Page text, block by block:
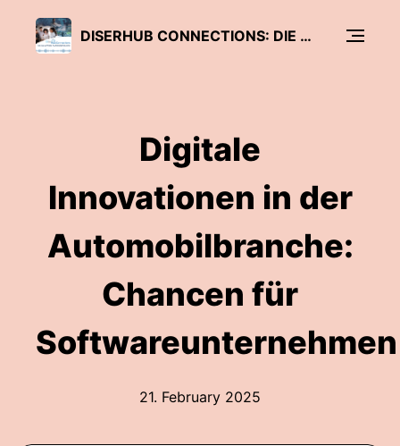
DISERHUB CONNECTIONS: DIE ZUKUNFT DER AUTOMOBILINDUSTRIE
Digitale
Innovationen in der
Automobilbranche:
Chancen für
Softwareunternehmen
21. February 2025